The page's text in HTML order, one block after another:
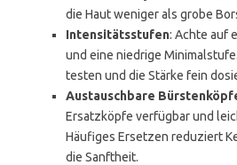
die Haut weniger als grobe
Intensitätsstufen: Achte auf
und eine niedrige
testen und die Stärke fein
Austauschbare
Ersatzköpfe verfügbar und
Häufiges Ersetzen reduziert
die Sanftheit.